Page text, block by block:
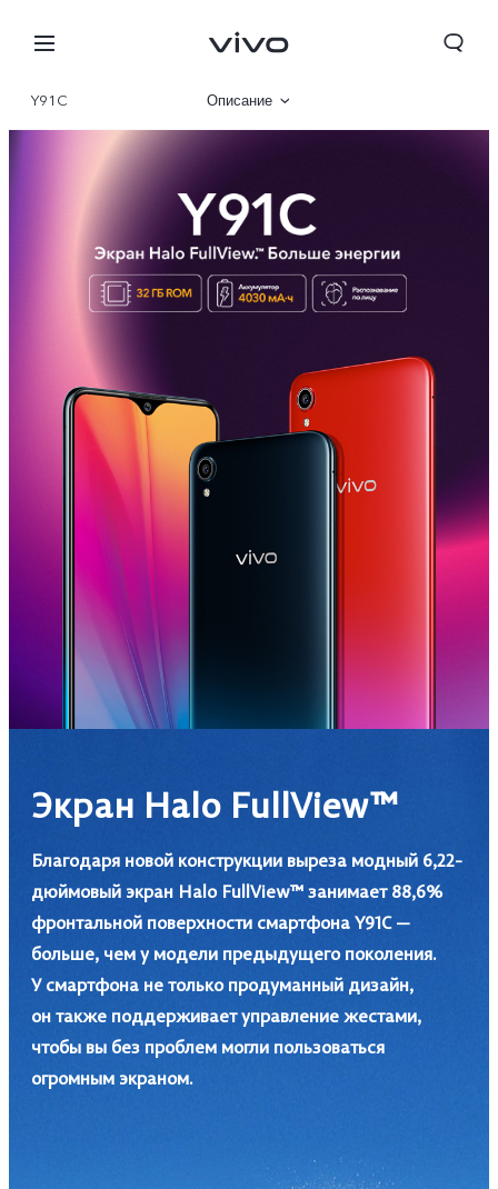
Россия | Выберите страну/регион
Y91C Описание
Экран Halo FullView™
Благодаря новой конструкции выреза модный 6,22-
дюймовый экран Halo FullView™ занимает 88,6%
фронтальной поверхности смартфона Y91С —
больше, чем у модели предыдущего поколения.
У смартфона не только продуманный дизайн,
он также поддерживает управление жестами,
чтобы вы без проблем могли пользоваться
огромным экраном.